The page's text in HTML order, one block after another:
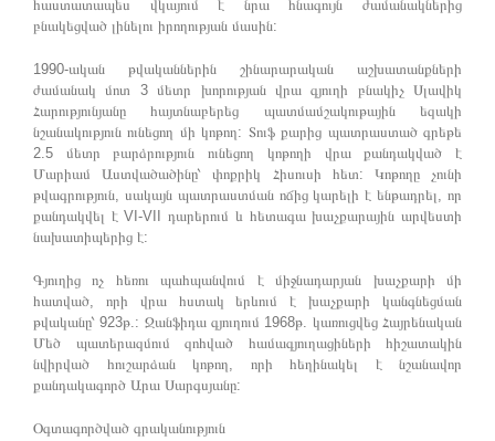
հաստատապես վկայում է նրա հնագույն ժամանակներից
բնակեցված լինելու իրողության մասին:
1990-ական թվականներին շինարարական աշխատանքների
ժամանակ մոտ 3 մետր խորության վրա գյուղի բնակիչ Սլավիկ
Հարությունյանը հայտնաբերեց պատմամշակութային եզակի
նշանակություն ունեցող մի կոթող: Տուֆ քարից պատրաստած գրեթե
2.5 մետր բարձրություն ունեցող կոթողի վրա քանդակված է
Մարիամ Աստվածածինը՝ փոքրիկ Հիսուսի հետ: Կոթողը չունի
թվագրություն, սակայն պատրաստման ոճից կարելի է ենթադրել, որ
քանդակվել է VI-VII դարերում և հետագա խաչքարային արվեստի
նախատիպերից է:
Գյուղից ոչ հեռու պահպանվում է միջնադարյան խաչքարի մի
հատված, որի վրա հստակ երևում է խաչքարի կանգնեցման
թվականը՝ 923թ.: Ջանֆիդա գյուղում 1968թ. կառուցվեց Հայրենական
Մեծ պատերազմում զոհված համագյուղացիների հիշատակին
նվիրված հուշարձան կոթող, որի հեղինակել է նշանավոր
քանդակագործ Արա Սարգսյանը:
Օգտագործված գրականություն